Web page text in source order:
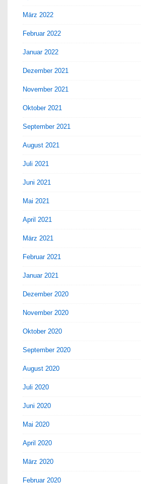
März 2022
Februar 2022
Januar 2022
Dezember 2021
November 2021
Oktober 2021
September 2021
August 2021
Juli 2021
Juni 2021
Mai 2021
April 2021
März 2021
Februar 2021
Januar 2021
Dezember 2020
November 2020
Oktober 2020
September 2020
August 2020
Juli 2020
Juni 2020
Mai 2020
April 2020
März 2020
Februar 2020